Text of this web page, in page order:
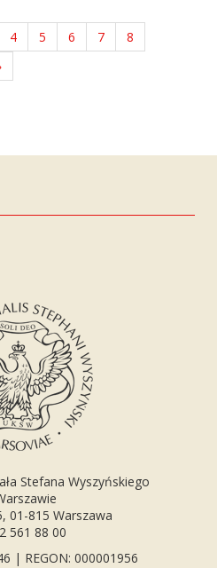
4 5 6 7
8
Stefana Wyszyńskiego
01-815 Warszawa
561 88 00
| REGON: 000001956